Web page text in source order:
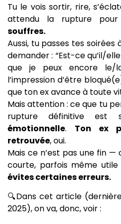
Tu le vois sortir, rire,
attendu la rupture pour
souffres.
Aussi, tu passes tes
demander : “Est-ce qu’il/
que je peux encore le/
l’impression d’être
que ton ex avance à toute
Mais attention : ce que tu
rupture définitive est
émotionnelle. Ton ex
retrouvée, oui.
Mais ce n’est pas une fin —
courte, parfois même
évites certaines erreurs.
🔍Dans cet article
2025), on va, donc, voir :